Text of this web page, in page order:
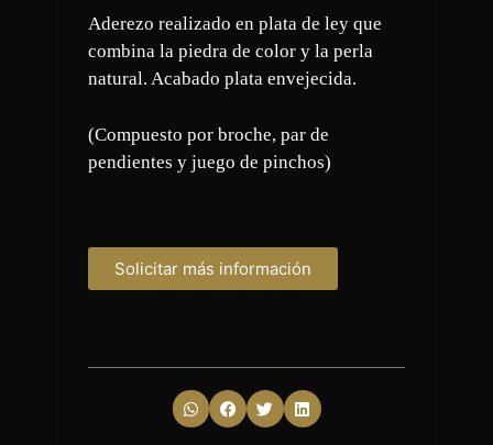
Aderezo realizado en plata de ley que
combina la piedra de color y la perla
natural. Acabado plata envejecida.
(Compuesto por broche, par de
pendientes y juego de pinchos)
Solicitar más información